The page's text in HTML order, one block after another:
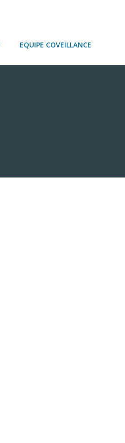
EQUIPE COVEILLANCE